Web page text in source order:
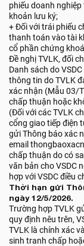
phiếu doanh
khoản lưu ký;
+ Đối với trái phiếu
thanh toán vào tài
cổ phần chứng
Đề nghị TVLK, đối
Danh sách do
thông tin do TVLK
xác nhận (Mẫu 03/
chấp thuận hoặc
(Đối với các TVLK
cổng giao tiếp điện
gửi Thông báo xác
email
chấp thuận do có
văn bản cho VSDC
hợp với VSDC điều
Thời hạn gửi
ngày 12/5/2026.
Trường hợp TVLK
quy định nêu trên,
TVLK là chính xác
sinh tranh chấp